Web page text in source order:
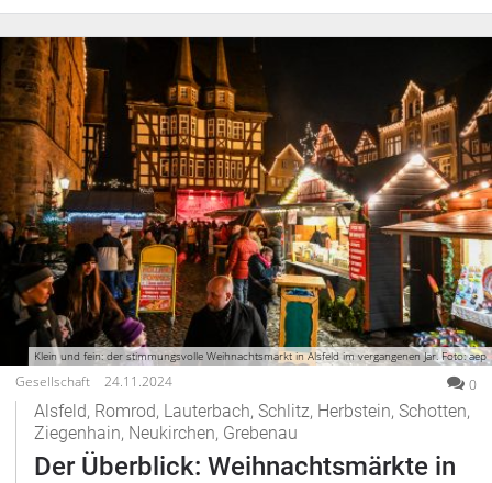
Klein und fein: der stimmungsvolle Weihnachtsmarkt in Alsfeld im vergangenen Jar. Foto: aep
Gesellschaft 24.11.2024 0
Alsfeld, Romrod, Lauterbach, Schlitz, Herbstein, Schotten,
Ziegenhain, Neukirchen, Grebenau
Der Überblick: Weihnachtsmärkte in